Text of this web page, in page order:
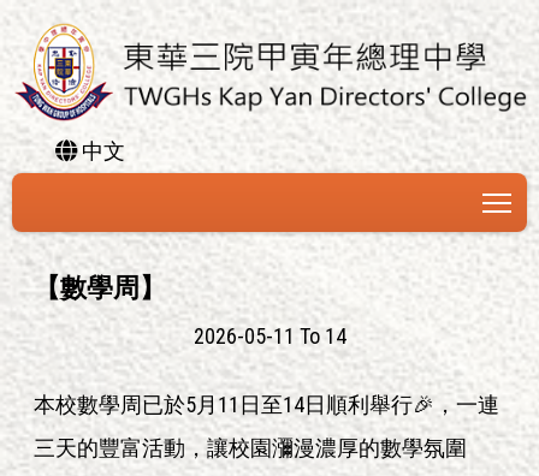
中文
【數學周】
2026-05-11 To 14
本校數學周已於5月11日至14日順利舉行🎉，一連
三天的豐富活動，讓校園瀰漫濃厚的數學氛圍